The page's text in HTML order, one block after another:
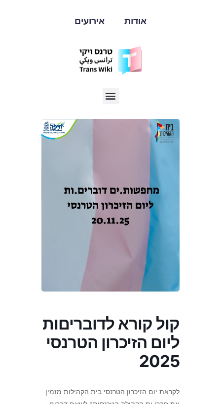
אודות אירועים
קול קורא לדובריםות
ליום הזיכרון הטרנסי
2025
לקראת יום הזיכרון הטרנסי בית הקהילות מזמין